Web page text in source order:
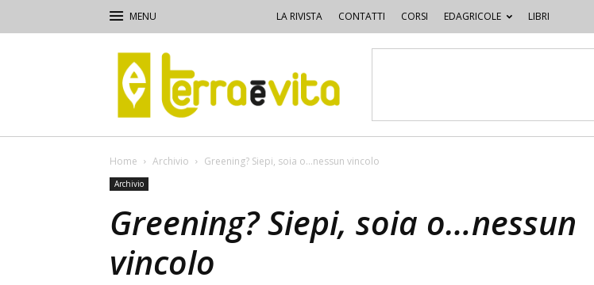
LA RIVISTA CONTATTI CORSI EDAGRICOLE LIBRI
Terra
e
Vita
Home Archivio Greening? Siepi, soia o…nessun vincolo
Archivio
Greening? Siepi, soia o…nessun
vincolo